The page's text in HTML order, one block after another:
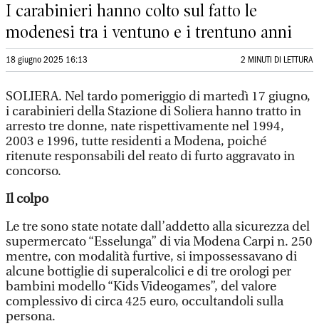
I carabinieri hanno colto sul fatto le
modenesi tra i ventuno e i trentuno anni
18 giugno 2025 16:13 2 MINUTI DI LETTURA
SOLIERA. Nel tardo pomeriggio di martedì 17 giugno,
i carabinieri della Stazione di Soliera hanno tratto in
arresto tre donne, nate rispettivamente nel 1994,
2003 e 1996, tutte residenti a Modena, poiché
ritenute responsabili del reato di furto aggravato in
concorso.
Il colpo
Le tre sono state notate dall’addetto alla sicurezza del
supermercato “Esselunga” di via Modena Carpi n. 250
mentre, con modalità furtive, si impossessavano di
alcune bottiglie di superalcolici e di tre orologi per
bambini modello “Kids Videogames”, del valore
complessivo di circa 425 euro, occultandoli sulla
persona.